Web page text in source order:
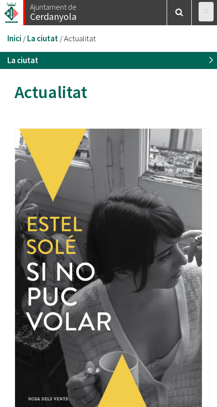
Vés
al
Ajuntament de
Cerdanyola
Esteu
aquí
Inici /La ciutat/Actualitat
La ciutat
Actualitat